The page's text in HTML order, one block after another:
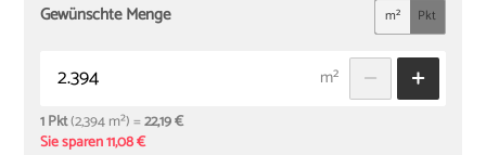
Gewünschte Menge m² Pkt
m²
1 Pkt(2,394 m²) =22,19 €
Sie sparen 11,08 €